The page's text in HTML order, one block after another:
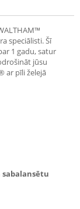
speciālisti. Šī
1 gadu, satur
jūsu
ar pīli želejā